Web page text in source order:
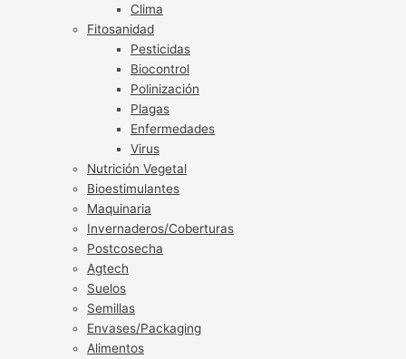
Clima
Fitosanidad
Pesticidas
Biocontrol
Polinización
Plagas
Enfermedades
Virus
Nutrición Vegetal
Bioestimulantes
Maquinaria
Invernaderos/Coberturas
Postcosecha
Agtech
Suelos
Semillas
Envases/Packaging
Alimentos